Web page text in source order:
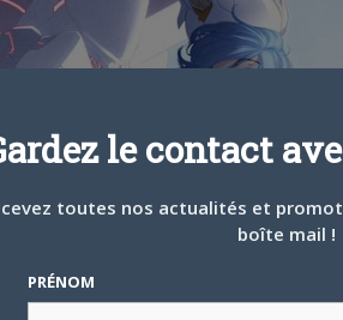
le contact
toutes nos actualités et
boîte mail !
PRÉNOM